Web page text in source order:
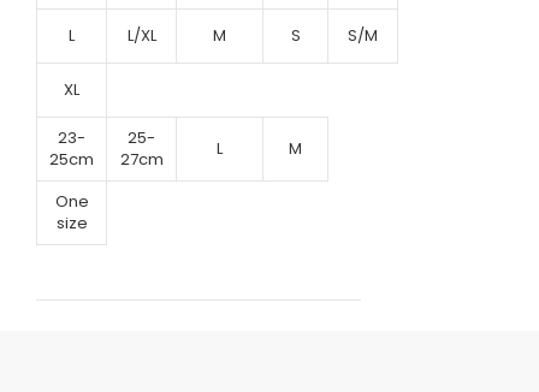
L L/XL M S S/M
XL
23-
25cm
25-
27cm
L M
One
size